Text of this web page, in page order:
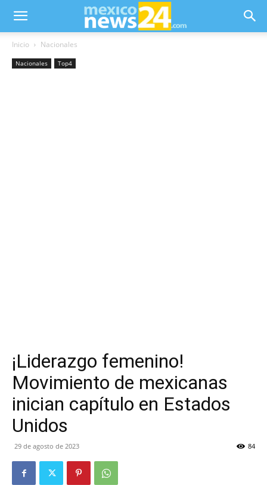
Inicio Nacionales
Nacionales Top4
¡Liderazgo femenino!
Movimiento de mexicanas
inician capítulo en Estados
Unidos
29 de agosto de 2023 84